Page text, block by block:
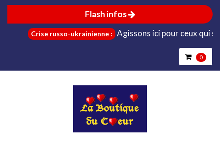
Flash infos
Crise russo-ukrainienne : Agissons ici pour ceux qui sont
0